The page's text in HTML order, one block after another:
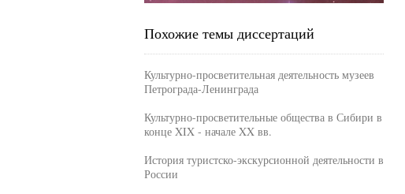
Похожие темы диссертаций
Культурно-просветительная деятельность музеев
Петрограда-Ленинграда
Культурно-просветительные общества в Сибири в
конце XIX - начале XX вв.
История туристско-экскурсионной деятельности в
России